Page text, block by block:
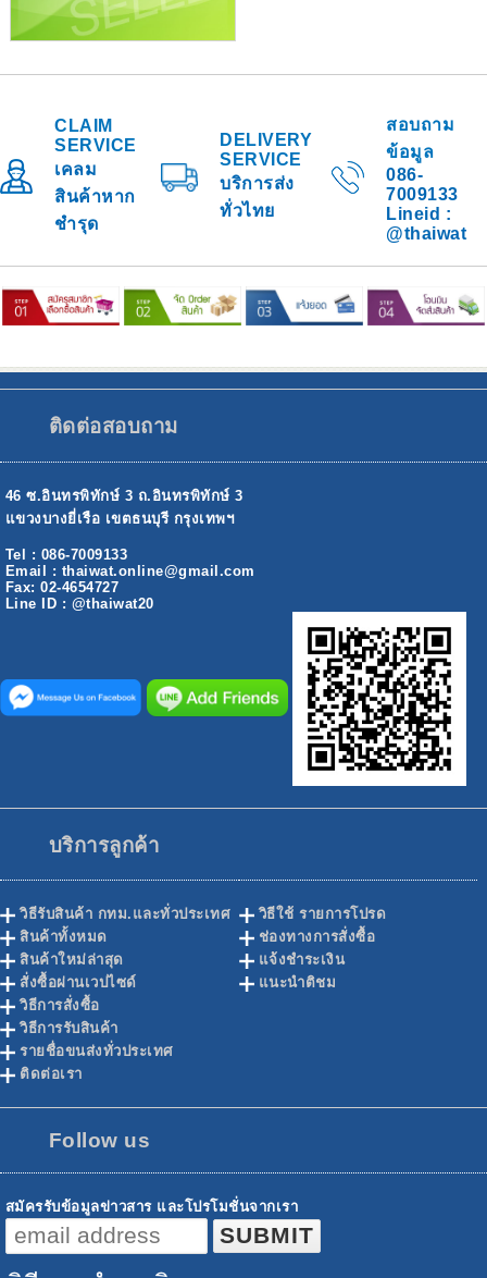
CLAIM
SERVICE
เคลม
สินค้าหาก
ชำรุด
DELIVERY
SERVICE
บริการส่ง
ทั่วไทย
สอบถาม
ข้อมูล
086-
7009133
Lineid :
@thaiwat
ติดต่อสอบถาม
46 ซ.อินทรพิทักษ์ 3 ถ.อินทรพิทักษ์ 3
แขวงบางยี่เรือ เขตธนบุรี กรุงเทพฯ
Tel : 086-7009133
Email : thaiwat.online@gmail.com
Fax: 02-4654727
Line ID : @thaiwat20
บริการลูกค้า
วิธีรับสินค้า กทม.และทั่วประเทศ
สินค้าทั้งหมด
สินค้าใหม่ล่าสุด
สั่งซื้อผ่านเวปไซด์
วิธีการสั่งซื้อ
วิธีการรับสินค้า
รายชื่อขนส่งทั่วประเทศ
ติดต่อเรา
วิธีใช้ รายการโปรด
ช่องทางการสั่งซื้อ
แจ้งชำระเงิน
แนะนำติชม
Follow us
สมัครรับข้อมูลข่าวสาร และโปรโมชั่นจากเรา